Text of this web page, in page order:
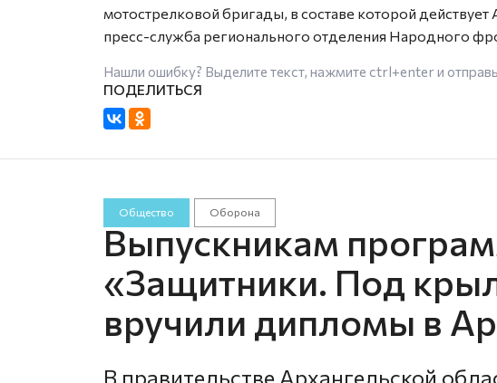
мотострелковой бригады, в составе которой
пресс-служба регионального отделения Народного
Нашли ошибку? Выделите текст, нажмите ctrl+enterи
Общество Оборона
Выпускникам
«Защитники. Под
вручили дипломы в
В правительстве Архангельской